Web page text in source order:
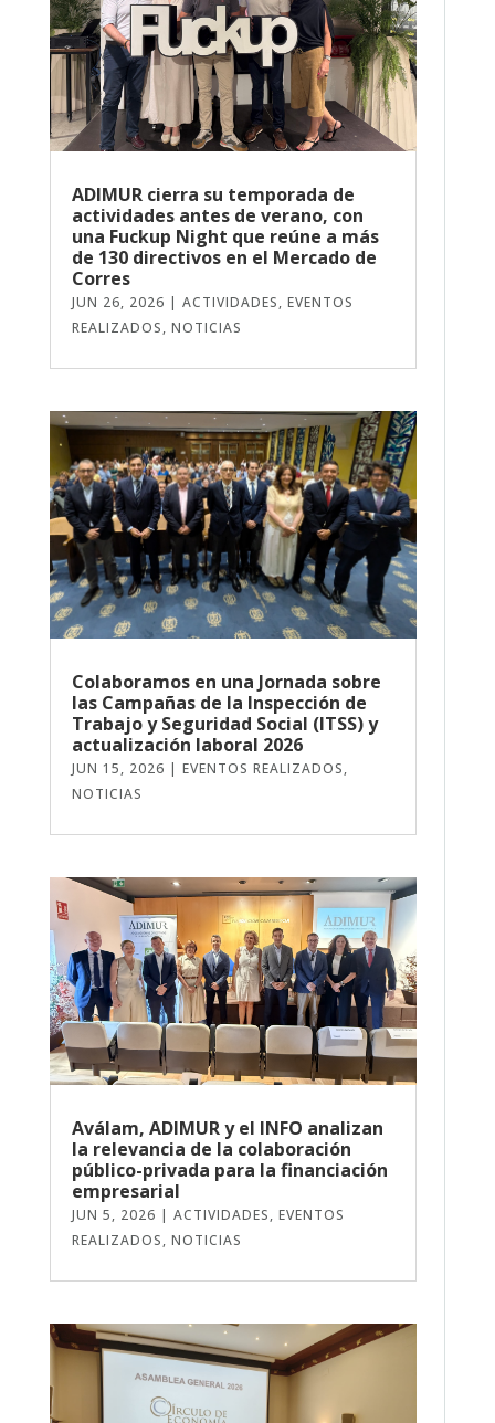
ADIMUR cierra su temporada de
actividades antes de verano, con
una Fuckup Night que reúne a más
de 130 directivos en el Mercado de
Corres
JUN 26, 2026 | ACTIVIDADES, EVENTOS
REALIZADOS, NOTICIAS
Colaboramos en una Jornada sobre
las Campañas de la Inspección de
Trabajo y Seguridad Social (ITSS) y
actualización laboral 2026
JUN 15, 2026 | EVENTOS REALIZADOS,
NOTICIAS
Aválam, ADIMUR y el INFO analizan
la relevancia de la colaboración
público-privada para la financiación
empresarial
JUN 5, 2026 | ACTIVIDADES, EVENTOS
REALIZADOS, NOTICIAS